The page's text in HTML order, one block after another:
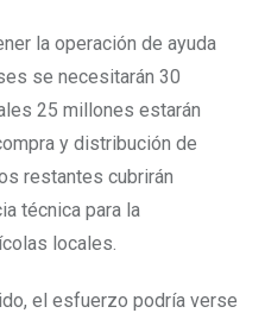
la operación de ayuda
se necesitarán 30
25 millones estarán
y distribución de
restantes cubrirán
técnica para la
locales.
el esfuerzo podría verse